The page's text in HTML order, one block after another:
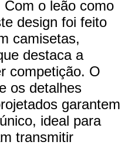
o leão como
design foi feito
camisetas,
destaca a
competição. O
os detalhes
garantem
ideal para
transmitir